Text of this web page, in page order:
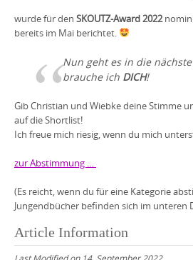
wurde für den SKOUTZ-Award 2022
bereits im Mai berichtet.
Nun geht es in die
brauche ich DICH!
Gib Christian und Wiebke deine Stimme
auf die Shortlist!
Ich freue mich riesig, wenn du mich
zur Abstimmung …
(Es reicht, wenn du für eine Kategorie
Jungendbücher befinden sich im unteren
Article Information
Last Modified on 14. September 2022